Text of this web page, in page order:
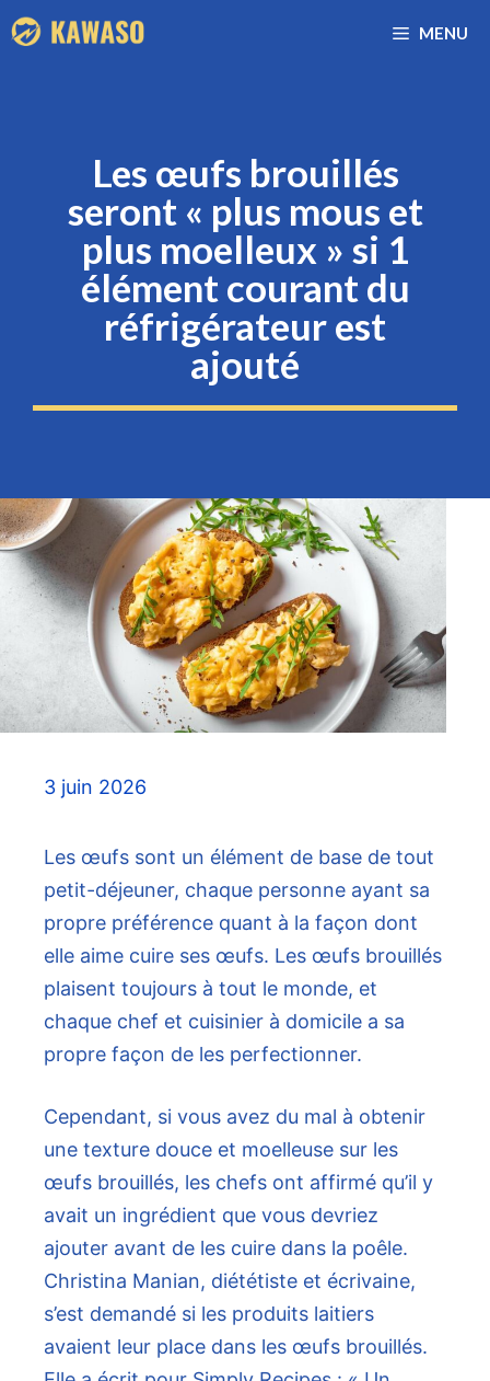
Aller
au
MENU
Les œufs brouillés
seront « plus mous et
plus moelleux » si 1
élément courant du
réfrigérateur est
ajouté
3 juin 2026
Les œufs sont un élément de base de tout
petit-déjeuner, chaque personne ayant sa
propre préférence quant à la façon dont
elle aime cuire ses œufs. Les œufs brouillés
plaisent toujours à tout le monde, et
chaque chef et cuisinier à domicile a sa
propre façon de les perfectionner.
Cependant, si vous avez du mal à obtenir
une texture douce et moelleuse sur les
œufs brouillés, les chefs ont affirmé qu’il y
avait un ingrédient que vous devriez
ajouter avant de les cuire dans la poêle.
Christina Manian, diététiste et écrivaine,
s’est demandé si les produits laitiers
avaient leur place dans les œufs brouillés.